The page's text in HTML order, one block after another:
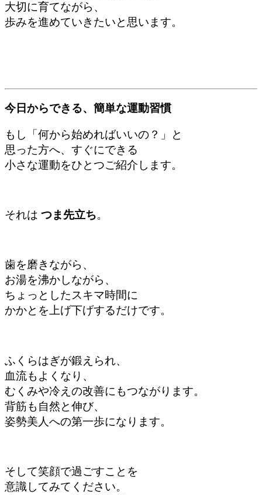
大切に育てながら、
歩みを進めていきたいと思います。
今日からできる、簡単な運動習慣
もし「何から始めればいいの？」と
思った方へ、すぐにできる
小さな運動をひとつご紹介します。
それは つま先立ち。
歯を磨きながら、
お湯を沸かしながら、
ちょっとしたスキマ時間に
かかとを上げ下げするだけです。
ふくらはぎが鍛えられ、
血流もよくなり、
むくみや冷えの改善にもつながります。
背筋も自然と伸び、
姿勢美人への第一歩になります。
そして笑顔で過ごすことを
意識してみてください。